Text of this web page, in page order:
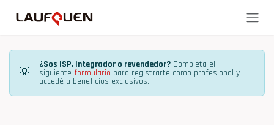
💡
¿Sos ISP, Integrador o revendedor? Completa el
siguiente formulario para registrarte como profesional y
accedé a beneficios exclusivos.